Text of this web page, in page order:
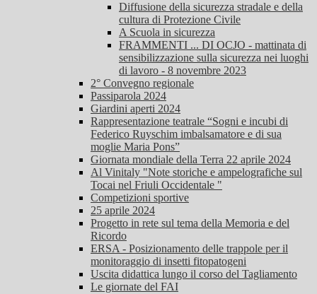
Diffusione della sicurezza stradale e della
cultura di Protezione Civile
A Scuola in sicurezza
FRAMMENTI ... DI OCJO - mattinata di
sensibilizzazione sulla sicurezza nei luoghi
di lavoro - 8 novembre 2023
2° Convegno regionale
Passiparola 2024
Giardini aperti 2024
Rappresentazione teatrale “Sogni e incubi di
Federico Ruyschim imbalsamatore e di sua
moglie Maria Pons”
Giornata mondiale della Terra 22 aprile 2024
Al Vinitaly "Note storiche e ampelografiche sul
Tocai nel Friuli Occidentale "
Competizioni sportive
25 aprile 2024
Progetto in rete sul tema della Memoria e del
Ricordo
ERSA - Posizionamento delle trappole per il
monitoraggio di insetti fitopatogeni
Uscita didattica lungo il corso del Tagliamento
Le giornate del FAI